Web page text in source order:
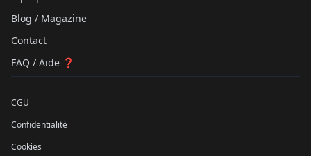
Blog / Magazine
Contact
FAQ / Aide ❓
CGU
Confidentialité
Cookies